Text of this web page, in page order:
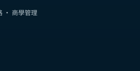
· 商學管理